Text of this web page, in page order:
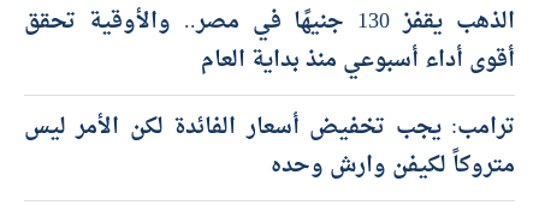
الذهب يقفز 130 جنيهًا في مصر.. والأوقية تحقق
أقوى أداء أسبوعي منذ بداية العام
ترامب: يجب تخفيض أسعار الفائدة لكن الأمر ليس
متروكاً لكيفن وارش وحده